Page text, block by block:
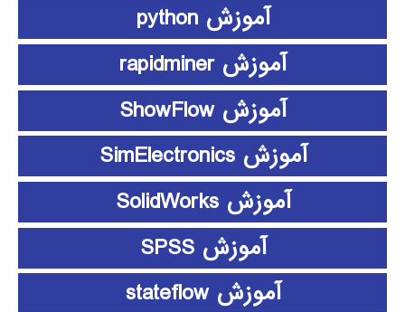
آموزش python
آموزش rapidminer
آموزش ShowFlow
آموزش SimElectronics
آموزش SolidWorks
آموزش SPSS
آموزش stateflow